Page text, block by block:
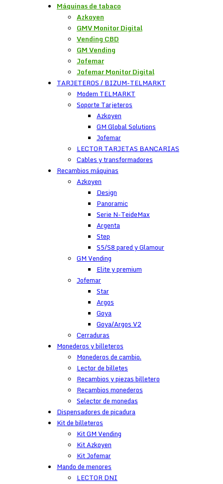
Máquinas de tabaco
Azkoyen
GMV Monitor Digital
Vending CBD
GM Vending
Jofemar
Jofemar Monitor Digital
TARJETEROS / BIZUM-TELMARKT
Modem TELMARKT
Soporte Tarjeteros
Azkoyen
GM Global Solutions
Jofemar
LECTOR TARJETAS BANCARIAS
Cables y transformadores
Recambios máquinas
Azkoyen
Design
Panoramic
Serie N-TeideMax
Argenta
Step
S5/S8 pared y Glamour
GM Vending
Elite y premium
Jofemar
Star
Argos
Goya
Goya/Argos V2
Cerraduras
Monederos y billeteros
Monederos de cambio.
Lector de billetes
Recambios y piezas billetero
Recambios monederos
Selector de monedas
Dispensadores de picadura
Kit de billeteros
Kit GM Vending
Kit Azkoyen
Kit Jofemar
Mando de menores
LECTOR DNI